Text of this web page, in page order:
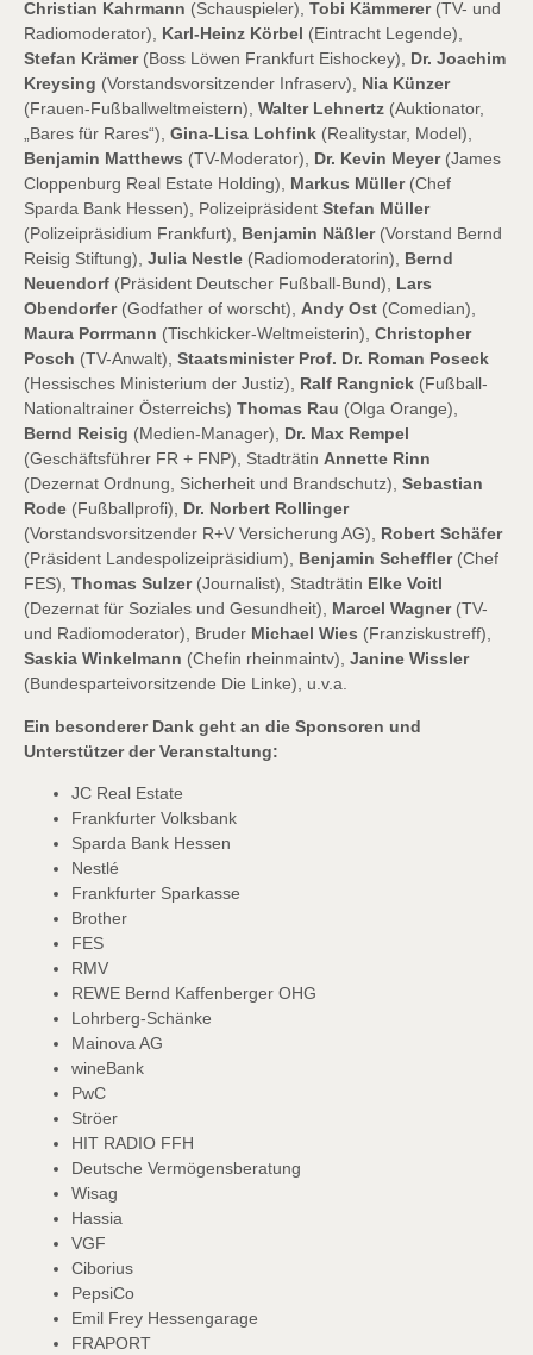
Christian Kahrmann (Schauspieler), Tobi Kämmerer (TV- und
Radiomoderator), Karl-Heinz Körbel (Eintracht Legende),
Stefan Krämer (Boss Löwen Frankfurt Eishockey), Dr. Joachim
Kreysing (Vorstandsvorsitzender Infraserv), Nia Künzer
(Frauen-Fußballweltmeistern), Walter Lehnertz (Auktionator,
„Bares für Rares“), Gina-Lisa Lohfink (Realitystar, Model),
Benjamin Matthews (TV-Moderator), Dr. Kevin Meyer (James
Cloppenburg Real Estate Holding), Markus Müller (Chef
Sparda Bank Hessen), Polizeipräsident Stefan Müller
(Polizeipräsidium Frankfurt), Benjamin Näßler (Vorstand Bernd
Reisig Stiftung), Julia Nestle (Radiomoderatorin), Bernd
Neuendorf (Präsident Deutscher Fußball-Bund), Lars
Obendorfer (Godfather of worscht), Andy Ost (Comedian),
Maura Porrmann (Tischkicker-Weltmeisterin), Christopher
Posch (TV-Anwalt), Staatsminister Prof. Dr. Roman Poseck
(Hessisches Ministerium der Justiz), Ralf Rangnick (Fußball-
Nationaltrainer Österreichs) Thomas Rau (Olga Orange),
Bernd Reisig (Medien-Manager), Dr. Max Rempel
(Geschäftsführer FR + FNP), Stadträtin Annette Rinn
(Dezernat Ordnung, Sicherheit und Brandschutz), Sebastian
Rode (Fußballprofi), Dr. Norbert Rollinger
(Vorstandsvorsitzender R+V Versicherung AG), Robert Schäfer
(Präsident Landespolizeipräsidium), Benjamin Scheffler (Chef
FES), Thomas Sulzer (Journalist), Stadträtin Elke Voitl
(Dezernat für Soziales und Gesundheit), Marcel Wagner (TV-
und Radiomoderator), Bruder Michael Wies (Franziskustreff),
Saskia Winkelmann (Chefin rheinmaintv), Janine Wissler
(Bundesparteivorsitzende Die Linke), u.v.a.
Ein besonderer Dank geht an die Sponsoren und
Unterstützer der Veranstaltung:
JC Real Estate
Frankfurter Volksbank
Sparda Bank Hessen
Nestlé
Frankfurter Sparkasse
Brother
FES
RMV
REWE Bernd Kaffenberger OHG
Lohrberg-Schänke
Mainova AG
wineBank
PwC
Ströer
HIT RADIO FFH
Deutsche Vermögensberatung
Wisag
Hassia
VGF
Ciborius
PepsiCo
Emil Frey Hessengarage
FRAPORT